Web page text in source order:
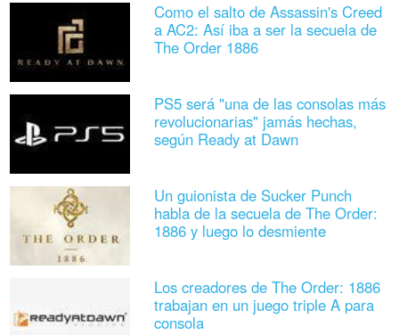
Como el salto de Assassin's Creed
a AC2: Así iba a ser la secuela de
The Order 1886
PS5 será "una de las consolas más
revolucionarias" jamás hechas,
según Ready at Dawn
Un guionista de Sucker Punch
habla de la secuela de The Order:
1886 y luego lo desmiente
Los creadores de The Order: 1886
trabajan en un juego triple A para
consola